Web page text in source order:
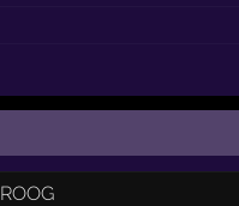
ROOG